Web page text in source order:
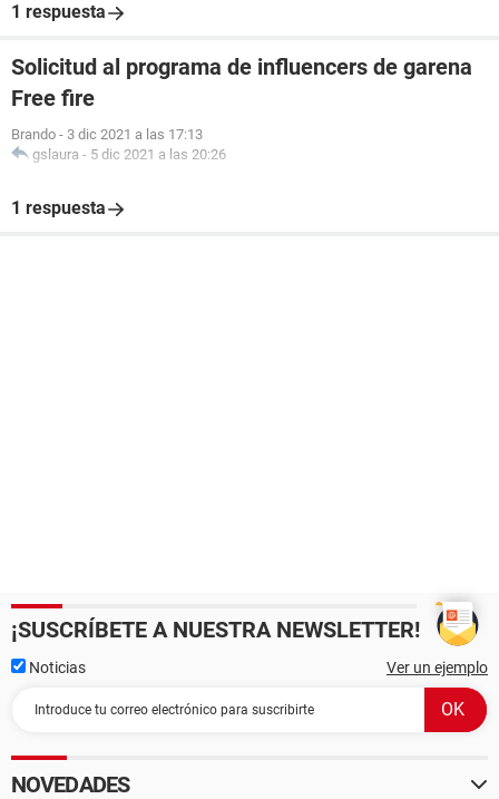
1 respuesta
Solicitud al programa de influencers de garena
Free fire
Brando - 3 dic 2021 a las 17:13
gslaura - 5 dic 2021 a las 20:26
1 respuesta
¡SUSCRÍBETE A NUESTRA NEWSLETTER!
Noticias Ver un ejemplo
NOVEDADES